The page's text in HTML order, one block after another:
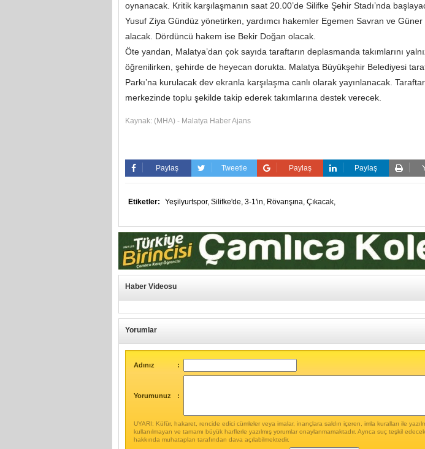
oynanacak. Kritik karşılaşmanın saat 20.00’de Silifke Şehir Stadı’nda
Yusuf Ziya Gündüz yönetirken, yardımcı hakemler Egemen Savran ve
alacak. Dördüncü hakem ise Bekir Doğan olacak.
Öte yandan, Malatya’dan çok sayıda taraftarın deplasmanda takımlarını
öğrenilirken, şehirde de heyecan dorukta. Malatya Büyükşehir Belediyesi
Parkı’na kurulacak dev ekranla karşılaşma canlı olarak yayınlanacak.
merkezinde toplu şekilde takip ederek takımlarına destek verecek.
Kaynak: (MHA) - Malatya Haber Ajans
Paylaş Tweetle Paylaş Paylaş
Etiketler: Yeşilyurtspor, Silifke'de, 3-1'in, Rövanşına, Çıkacak,
Haber Videosu
Yorumlar
Adınız :
Yorumunuz :
UYARI: Küfür, hakaret, rencide edici cümleler veya imalar, inançlara saldırı içeren, imla kuralları ile
kullanılmayan ve tamamı büyük harflerle yazılmış yorumlar onaylanmamaktadır. Ayrıca suç teşkil
hakkında muhatapları tarafından dava açılabilmektedir.